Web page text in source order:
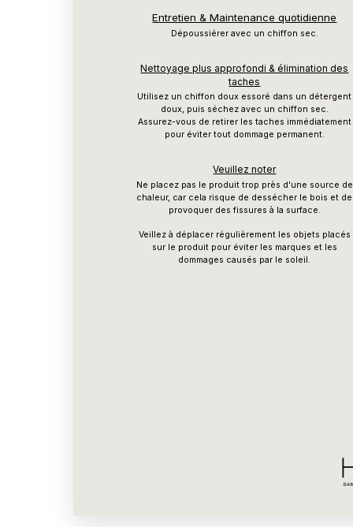
Entretien & Maintenance quotidienne
Dépoussiérer avec un chiffon sec.
Nettoyage plus approfondi & élimination des
taches
Utilisez un chiffon doux essoré dans un détergent
doux, puis séchez avec un chiffon sec.
Assurez-vous de retirer les taches immédiatement
pour éviter tout dommage permanent.
Veuillez noter
Ne placez pas le produit trop près d'une source de
chaleur, car cela risque de dessécher le bois et de
provoquer des fissures à la surface.
Veillez à déplacer régulièrement les objets placés
sur le produit pour éviter les marques et les
dommages causés par le soleil.